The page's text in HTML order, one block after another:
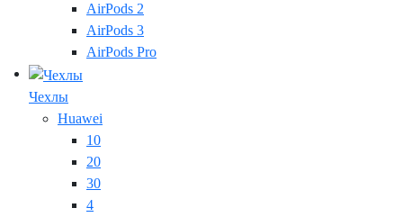
AirPods 2
AirPods 3
AirPods Pro
Чехлы
Huawei
10
20
30
4